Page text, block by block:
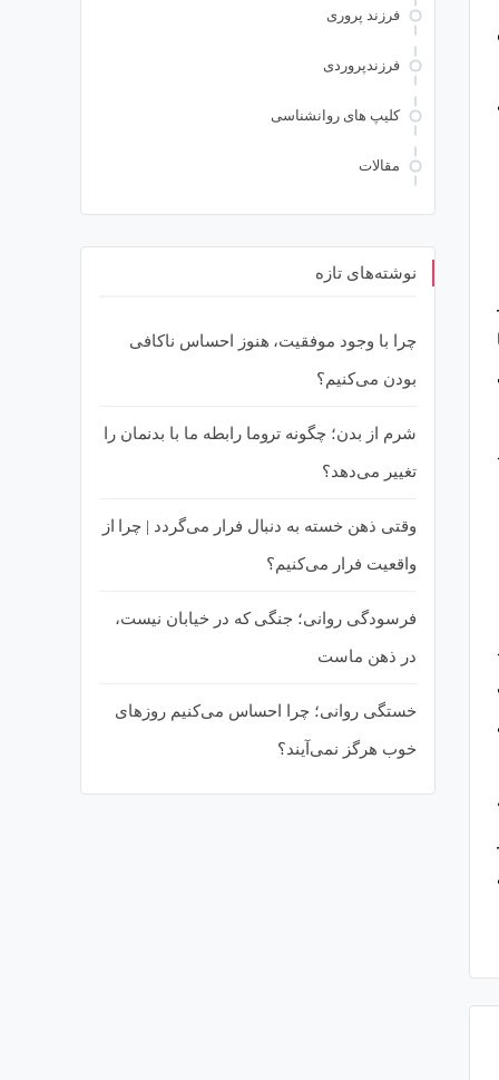
فرزند پروری
فرزندپروردی
کلیپ های روانشناسی
مقالات
نوشته‌های تازه
چرا با وجود موفقیت، هنوز احساس ناکافی
بودن می‌کنیم؟
شرم از بدن؛ چگونه تروما رابطه ما با بدنمان را
تغییر می‌دهد؟
وقتی ذهن خسته به دنبال فرار می‌گردد | چرا از
واقعیت فرار می‌کنیم؟
فرسودگی روانی؛ جنگی که در خیابان نیست،
در ذهن ماست
خستگی روانی؛ چرا احساس می‌کنیم روزهای
خوب هرگز نمی‌آیند؟